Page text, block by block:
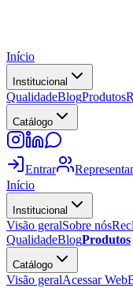
Início
Institucional
QualidadeBlogProdutos
Catálogo
Entrar
Início
Institucional
Visão geralSobre nós
QualidadeBlogProdutos
Catálogo
Visão geralAcessar Web